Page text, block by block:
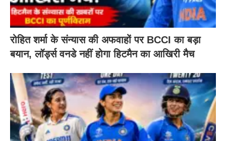
रोहित शर्मा के संन्यास की अफवाहों पर BCCI का बड़ा
बयान, लॉर्ड्स वनडे नहीं होगा हिटमैन का आखिरी मैच